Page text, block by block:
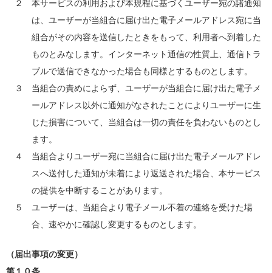
２ 本サービスの利用および本規程に基づくユーザー宛の諸通知
は、ユーザーが当組合に届け出た電子メールアドレス宛に当
組合がその内容を送信したときをもって、利用者へ到着した
ものとみなします。インターネット通信の性質上、通信トラ
ブルで送信できなかった場合も同様とするものとします。
３ 当組合の責めによらず、ユーザーが当組合に届け出た電子メ
ールアドレス以外に通知がなされたことによりユーザーに生
じた損害について、当組合は一切の責任を負わないものとし
ます。
４ 当組合よりユーザー宛に当組合に届け出た電子メールアドレ
スへ送付した通知が未着により返送された場合、本サービス
の提供を中断することがあります。
５ ユーザーは、当組合より電子メール不着の連絡を受けた場
合、速やかに確認し変更するものとします。
（届出事項の変更）